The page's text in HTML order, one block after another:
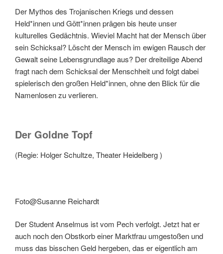
Der Mythos des Trojanischen Kriegs und dessen
Held*innen und Gött*innen prägen bis heute unser
kulturelles Gedächtnis. Wieviel Macht hat der Mensch über
sein Schicksal? Löscht der Mensch im ewigen Rausch der
Gewalt seine Lebensgrundlage aus? Der dreiteilige Abend
fragt nach dem Schicksal der Menschheit und folgt dabei
spielerisch den großen Held*innen, ohne den Blick für die
Namenlosen zu verlieren.
Der Goldne Topf
(Regie: Holger Schultze, Theater Heidelberg )
Foto@Susanne Reichardt
Der Student Anselmus ist vom Pech verfolgt. Jetzt hat er
auch noch den Obstkorb einer Marktfrau umgestoßen und
muss das bisschen Geld hergeben, das er eigentlich am